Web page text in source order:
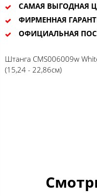
САМАЯ ВЫГОДНАЯ
ФИРМЕННАЯ
ОФИЦИАЛЬНАЯ
Штанга CMS006009w
(15,24 - 22,86cм)